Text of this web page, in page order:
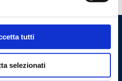
tutti
selezionati